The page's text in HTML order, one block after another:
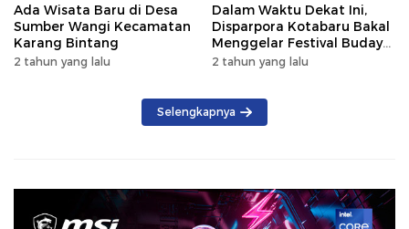
Ada Wisata Baru di Desa
Sumber Wangi Kecamatan
Karang Bintang
2 tahun yang lalu
Dalam Waktu Dekat Ini,
Disparpora Kotabaru Bakal
Menggelar Festival Budaya
Saijaan 2024
2 tahun yang lalu
Selengkapnya